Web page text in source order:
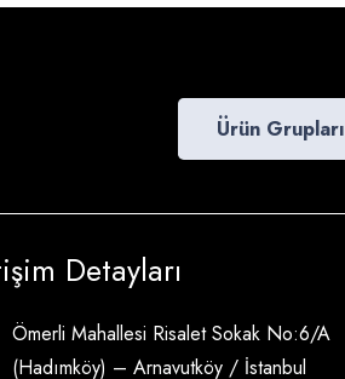
Ürün Grupları
Detayları
Ömerli Mahallesi Risalet Sokak No:6/A
(Hadımköy) – Arnavutköy / İstanbul